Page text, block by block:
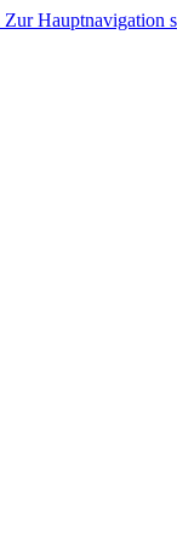
Zur Hauptnavigation